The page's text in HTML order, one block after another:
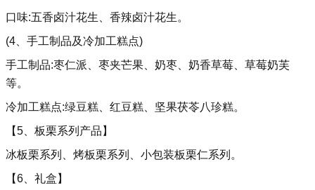
口味:五香卤汁花生、香辣卤汁花生。
(4、手工制品及冷加工糕点)
手工制品:枣仁派、枣夹芒果、奶枣、奶香草莓、草莓奶芙
等。
冷加工糕点:绿豆糕、红豆糕、坚果茯苓八珍糕。
【5、板栗系列产品】
冰板栗系列、烤板栗系列、小包装板栗仁系列。
【6、礼盒】